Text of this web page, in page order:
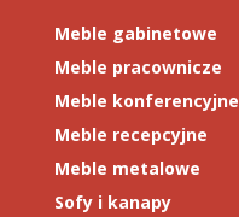
Meble gabinetowe
Meble pracownicze
Meble konferencyjne
Meble recepcyjne
Meble metalowe
Sofy i kanapy